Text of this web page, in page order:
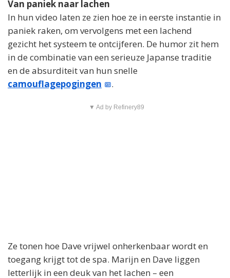
Van paniek naar lachen
In hun video laten ze zien hoe ze in eerste instantie in
paniek raken, om vervolgens met een lachend
gezicht het systeem te ontcijferen. De humor zit hem
in de combinatie van een serieuze Japanse traditie
en de absurditeit van hun snelle
camouflagepogingen
.
▼ Ad by Refinery89
Ze tonen hoe Dave vrijwel onherkenbaar wordt en
toegang krijgt tot de spa. Marijn en Dave liggen
letterlijk in een deuk van het lachen – een